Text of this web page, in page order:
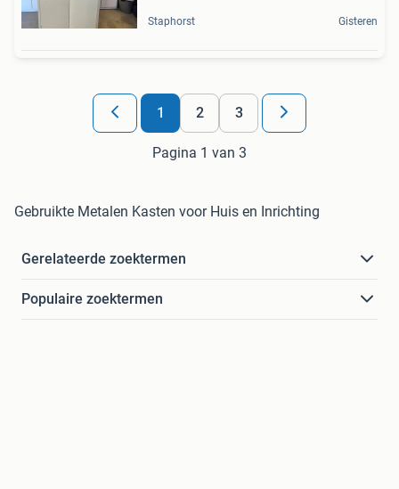
Staphorst Gisteren
1 2 3
Pagina 1 van 3
Gebruikte Metalen Kasten voor Huis en Inrichting
Gerelateerde zoektermen
Populaire zoektermen